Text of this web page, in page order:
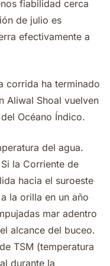
fiabilidad cerca
de julio es
efectivamente a
corrida ha terminado
Aliwal Shoal vuelven
Océano Índico.
del agua.
la Corriente de
hacia el suroeste
la orilla en un año
mar adentro
alcance del buceo.
TSM (temperatura
durante la